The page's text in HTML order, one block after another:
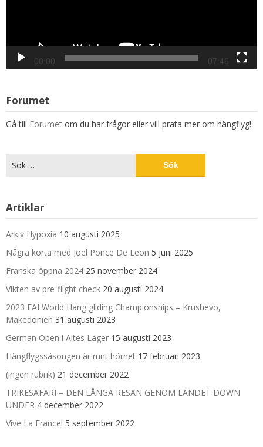
00:00 07:46
Forumet
Gå till Forumet om du har frågor eller vill prata mer om hängflyg!
efter:
Artiklar
Arkiv Hypoxia 10 augusti 2025
Några korta med Joel Ponce De Leon 5 juni 2025
Franska öppna 2024 25 november 2024
Vikten av pre-flight check 20 augusti 2024
2023 FAI World Hang gliding Championships – Krushevo,
Makedonien 31 augusti 2023
German Open i Altes Lager 15 augusti 2023
Hängflygssäsongen är runt hörnet 17 februari 2023
(ingen rubrik) 21 december 2022
TRIKESAFARI – DEN LÅNGA RESAN GENOM LANDET DOWN
UNDER 4 december 2022
Vive La France! 5 september 2022